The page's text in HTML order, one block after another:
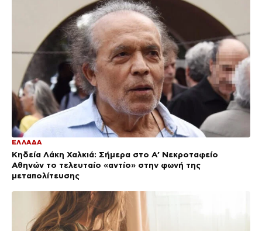
ΕΛΛΑΔΑ
Κηδεία Λάκη Χαλκιά: Σήμερα στο Α’ Νεκροταφείο
Αθηνών το τελευταίο «αντίο» στην φωνή της
μεταπολίτευσης